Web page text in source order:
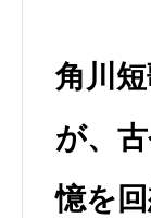
角川
が、
憶を